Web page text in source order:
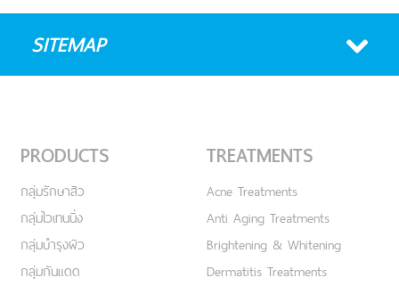
SITEMAP
PRODUCTS
กลุ่มรักษาสิว
กลุ่มไวเทนนิ่ง
กลุ่มบำรุงผิว
กลุ่มกันแดด
TREATMENTS
Acne Treatments
Anti Aging Treatments
Brightening & Whitening
Dermatitis Treatments